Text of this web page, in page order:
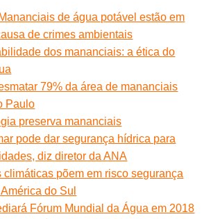
de água potável estão em
de crimes ambientais
dos mananciais: a ética do
79% da área de mananciais
Paulo
preserva mananciais
pode dar segurança hídrica para
diz diretor da ANA
climáticas põem em risco segurança
do Sul
Fórum Mundial da Água em 2018